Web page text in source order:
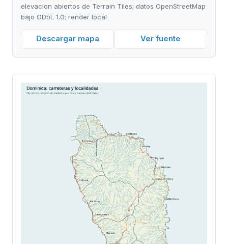
elevacion abiertos de Terrain Tiles; datos OpenStreetMap
bajo ODbL 1.0; render local
Descargar mapa Ver fuente